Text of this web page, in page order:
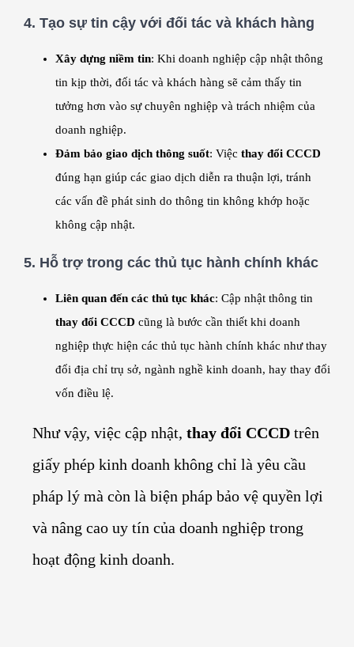
4. Tạo sự tin cậy với đối tác và khách hàng
Xây dựng niềm tin: Khi doanh nghiệp cập nhật thông
tin kịp thời, đối tác và khách hàng sẽ cảm thấy tin
tưởng hơn vào sự chuyên nghiệp và trách nhiệm của
doanh nghiệp.
Đảm bảo giao dịch thông suốt: Việc thay đổi CCCD
đúng hạn giúp các giao dịch diễn ra thuận lợi, tránh
các vấn đề phát sinh do thông tin không khớp hoặc
không cập nhật.
5. Hỗ trợ trong các thủ tục hành chính khác
Liên quan đến các thủ tục khác: Cập nhật thông tin
thay đổi CCCD cũng là bước cần thiết khi doanh
nghiệp thực hiện các thủ tục hành chính khác như thay
đổi địa chỉ trụ sở, ngành nghề kinh doanh, hay thay đổi
vốn điều lệ.
Như vậy, việc cập nhật, thay đổi CCCD trên
giấy phép kinh doanh không chỉ là yêu cầu
pháp lý mà còn là biện pháp bảo vệ quyền lợi
và nâng cao uy tín của doanh nghiệp trong
hoạt động kinh doanh.